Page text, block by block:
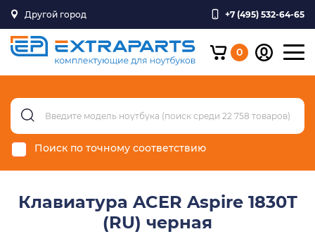
Другой город +7 (495) 532-64-65
0
Поиск по точному соответствию
Клавиатура ACER Aspire 1830T
(RU) черная